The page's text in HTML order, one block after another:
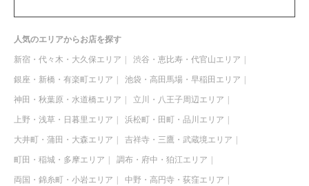
人気のエリアからお店を探す
新宿・代々木・大久保エリア 渋谷・恵比寿・代官山エリア
銀座・新橋・有楽町エリア 池袋・高田馬場・早稲田エリア
神田・秋葉原・水道橋エリア 立川・八王子周辺エリア
上野・浅草・日暮里エリア 浜松町・田町・品川エリア
大井町・蒲田・大森エリア 吉祥寺・三鷹・武蔵境エリア
町田・稲城・多摩エリア 調布・府中・狛江エリア
両国・錦糸町・小岩エリア 中野・高円寺・荻窪エリア